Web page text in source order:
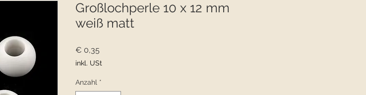
Großlochperle 10 x 12 mm
weiß matt
€ 0,35
inkl. USt
Anzahl *